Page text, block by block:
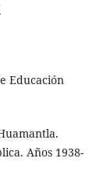
Educación
Años 1938-